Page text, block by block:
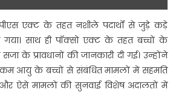
एक्ट के तहत नशीले पदार्थों से जुड़े कड़े
साथ ही पॉक्सो एक्ट के तहत बच्चों के
के प्रावधानों की जानकारी दी गई। उन्होंने
कम आयु के बच्चों से संबंधित मामलों में सहमति
और ऐसे मामलों की सुनवाई विशेष अदालतों में